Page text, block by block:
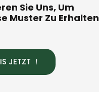
Sie Uns, Um
Muster Zu Erhalten
JETZT ！